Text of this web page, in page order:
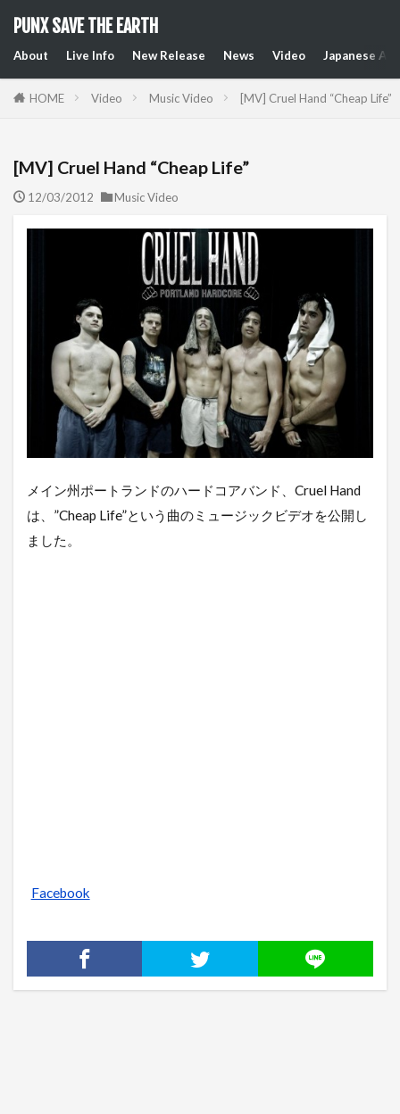
PUNX SAVE THE EARTH
About Live Info New Release News Video Japanese
HOME Video Music Video [MV] Cruel Hand “Cheap Life”
[MV] Cruel Hand “Cheap Life”
12/03/2012 Music Video
メイン州ポートランドのハードコアバンド、Cruel Hand
は、”Cheap Life”という曲のミュージックビデオを公開し
ました。
Facebook